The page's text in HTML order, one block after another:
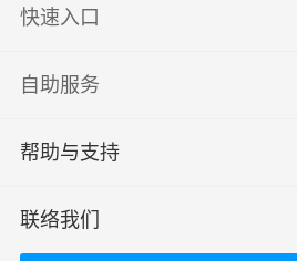
快速入口
自助服务
帮助与支持
联络我们